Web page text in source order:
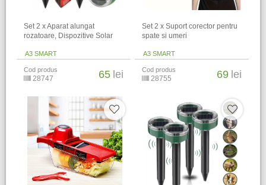
Set 2 x Aparat alungat
rozatoare, Dispozitive Solar
A3 SMART
Cod produs
28747 65 lei
Set 2 x Suport corector pentru
spate si umeri
A3 SMART
Cod produs
28755 69 lei